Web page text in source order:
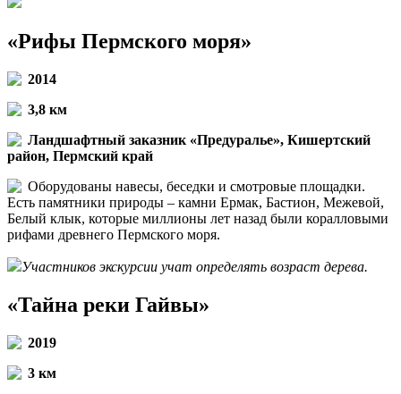
«Рифы Пермского моря»
2014
3,8 км
Ландшафтный заказник «Предуралье», Кишертский
район, Пермский край
Оборудованы навесы, беседки и смотровые площадки.
Есть памятники природы – камни Ермак, Бастион, Межевой,
Белый клык, которые миллионы лет назад были коралловыми
рифами древнего Пермского моря.
Участников экскурсии учат определять возраст дерева.
«Тайна реки Гайвы»
2019
3 км